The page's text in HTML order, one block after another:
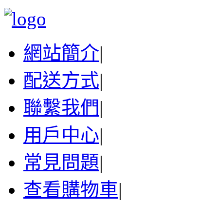
網站簡介|
配送方式|
聯繫我們|
用戶中心|
常見問題|
查看購物車|